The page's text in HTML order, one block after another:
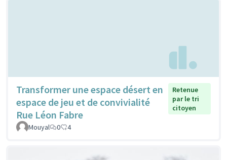
Transformer une espace désert en
espace de jeu et de convivialité
Rue Léon Fabre
Retenue
par le tri
citoyen
Mouyal 0 4